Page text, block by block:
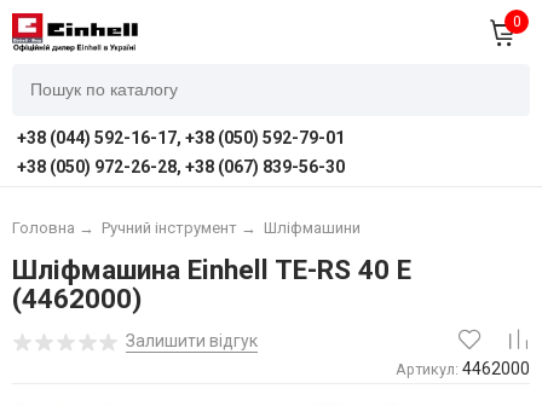
0
+38 (044) 592-16-17, +38 (050) 592-79-01
+38 (050) 972-26-28, +38 (067) 839-56-30
Головна → Ручний інструмент → Шліфмашини
Шліфмашина Einhell TE-RS 40 E
(4462000)
Залишити відгук
Артикул: 4462000